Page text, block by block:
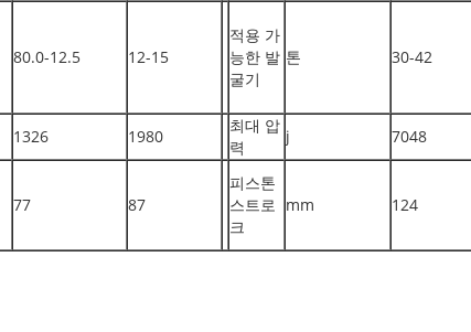
80.0-12.5 12-15
적용 가
능한 발
굴기
톤 30-42
1326 1980
최대 압
력
j 7048
77 87
피스톤
스트로
크
mm 124